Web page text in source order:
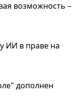
возможность –
ИИ в праве на
дополнен